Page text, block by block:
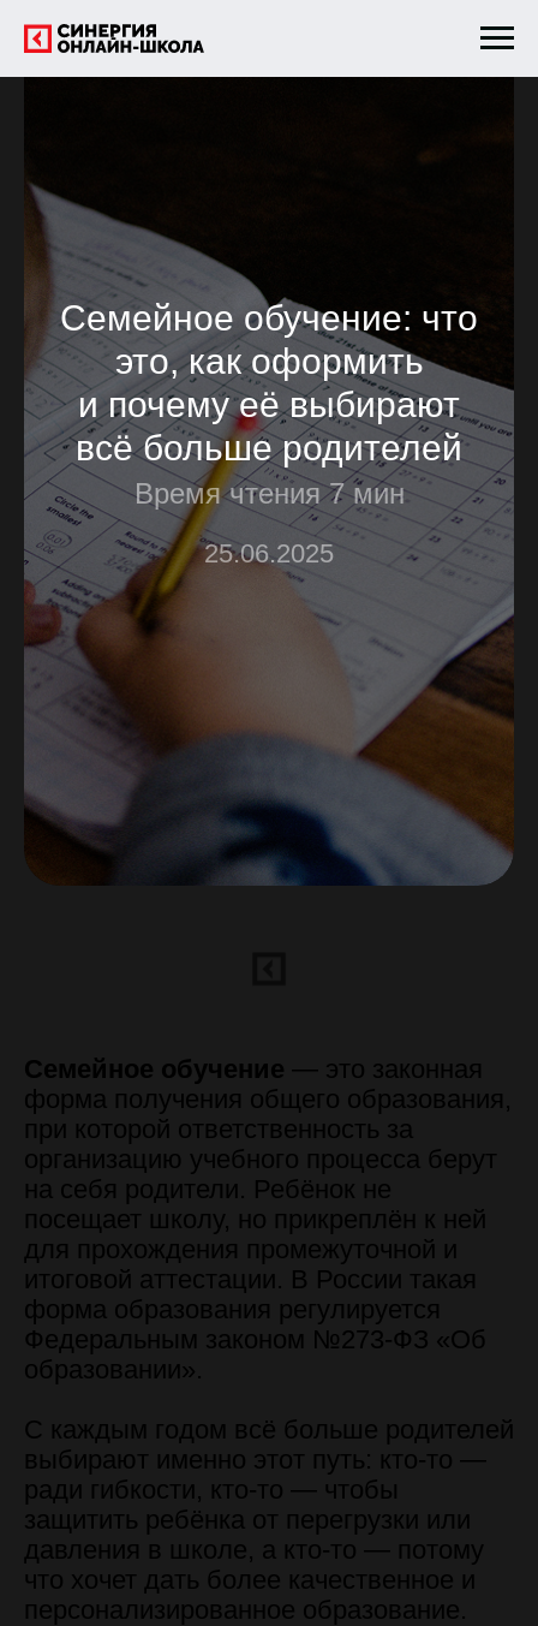
Семейное обучение: что
это, как оформить
и почему её выбирают
всё больше родителей
Время чтения 7 мин
25.06.2025
Семейное обучение — это законная
форма получения общего образования,
при которой ответственность за
организацию учебного процесса берут
на себя родители. Ребёнок не
посещает школу, но прикреплён к ней
для прохождения промежуточной и
итоговой аттестации. В России такая
форма образования регулируется
Федеральным законом №273-ФЗ «Об
образовании».
С каждым годом всё больше родителей
выбирают именно этот путь: кто-то —
ради гибкости, кто-то — чтобы
защитить ребёнка от перегрузки или
давления в школе, а кто-то — потому
что хочет дать более качественное и
персонализированное образование.